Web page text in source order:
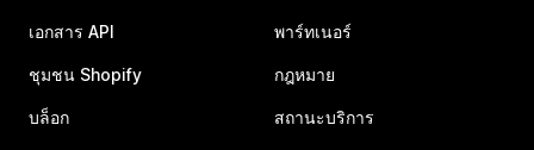
เอกสาร API
ชุมชน Shopify
บล็อก
พาร์ทเนอร์
กฎหมาย
สถานะบริการ